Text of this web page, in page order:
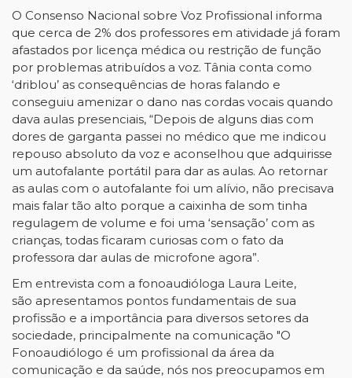
O Consenso Nacional sobre Voz Profissional informa
que cerca de 2% dos professores em atividade já foram
afastados por licença médica ou restrição de função
por problemas atribuídos a voz. Tânia conta como
‘driblou’ as consequências de horas falando e
conseguiu amenizar o dano nas cordas vocais quando
dava aulas presenciais, “Depois de alguns dias com
dores de garganta passei no médico que me indicou
repouso absoluto da voz e aconselhou que adquirisse
um autofalante portátil para dar as aulas. Ao retornar
as aulas com o autofalante foi um alívio, não precisava
mais falar tão alto porque a caixinha de som tinha
regulagem de volume e foi uma ‘sensação’ com as
crianças, todas ficaram curiosas com o fato da
professora dar aulas de microfone agora”.
Em entrevista com a fonoaudióloga Laura Leite,
são apresentamos pontos fundamentais de sua
profissão e a importância para diversos setores da
sociedade, principalmente na comunicação "O
Fonoaudiólogo é um profissional da área da
comunicação e da saúde, nós nos preocupamos em